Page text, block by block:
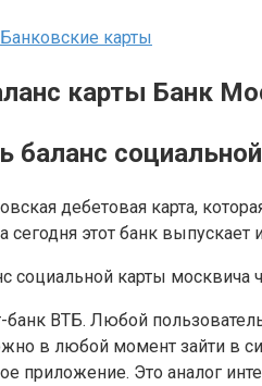
Банковские карты
карты Банк
баланс
дебетовая карта,
сегодня этот банк
социальной карты москвича
банк ВТБ. Любой
в любой момент зайти в
приложение. Это аналог